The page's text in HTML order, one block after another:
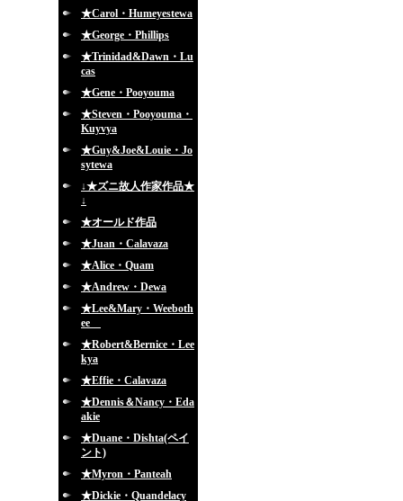
★Carol・Humeyestewa
★George・Phillips
★Trinidad&Dawn・Lu
cas
★Gene・Pooyouma
★Steven・Pooyouma・
Kuyvya
★Guy&Joe&Louie・Jo
sytewa
↓★ズニ故人作家作品★
↓
★オールド作品
★Juan・Calavaza
★Alice・Quam
★Andrew・Dewa
★Lee&Mary・Weeboth
ee
★Robert&Bernice・Lee
kya
★Effie・Calavaza
★Dennis＆Nancy・Eda
akie
★Duane・Dishta(ペイ
ント)
★Myron・Panteah
★Dickie・Quandelacy